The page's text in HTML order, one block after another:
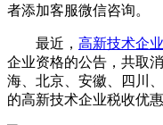
者添加客服微信咨询。
最近， 高新技术企业
企业资格的公告，共取
海、北京、安徽、四川
的高新技术企业税收优惠